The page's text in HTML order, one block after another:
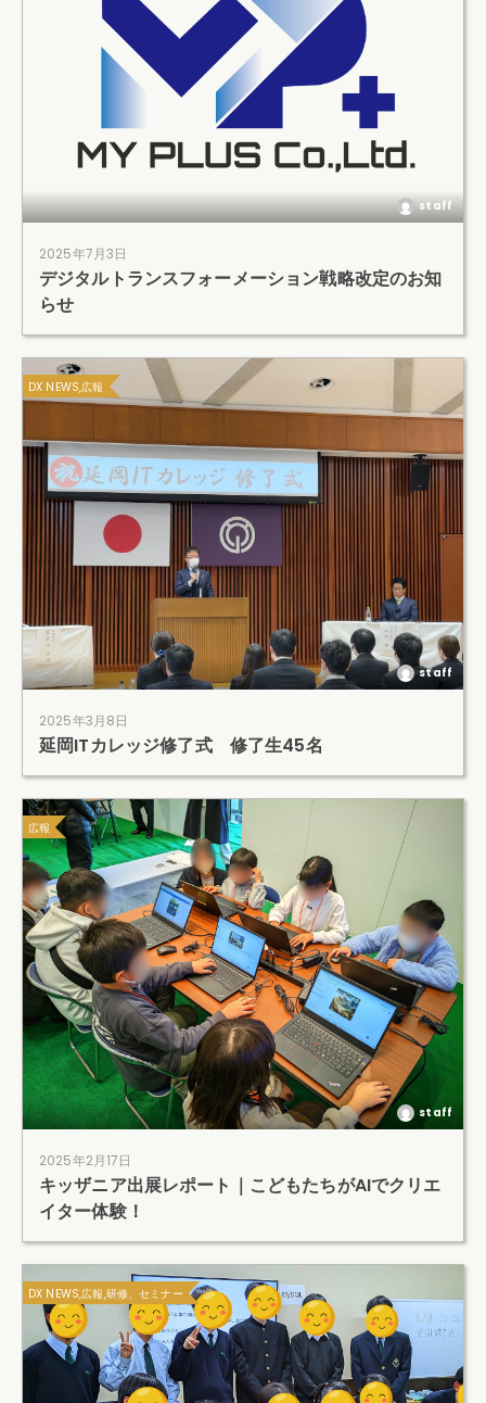
staff
2025年7月3日
デジタルトランスフォーメーション戦略改定のお知
らせ
DX NEWS,広報
staff
2025年3月8日
延岡ITカレッジ修了式 修了生45名
広報
staff
2025年2月17日
キッザニア出展レポート｜こどもたちがAIでクリエ
イター体験！
DX NEWS,広報,研修、セミナー